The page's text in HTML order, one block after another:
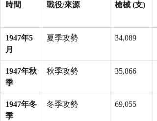
時間 戰役/來源 槍械 (支)
1947年5
月
夏季攻勢 34,089
1947年秋
季
秋季攻勢 35,866
1947年冬
季
冬季攻勢 69,055